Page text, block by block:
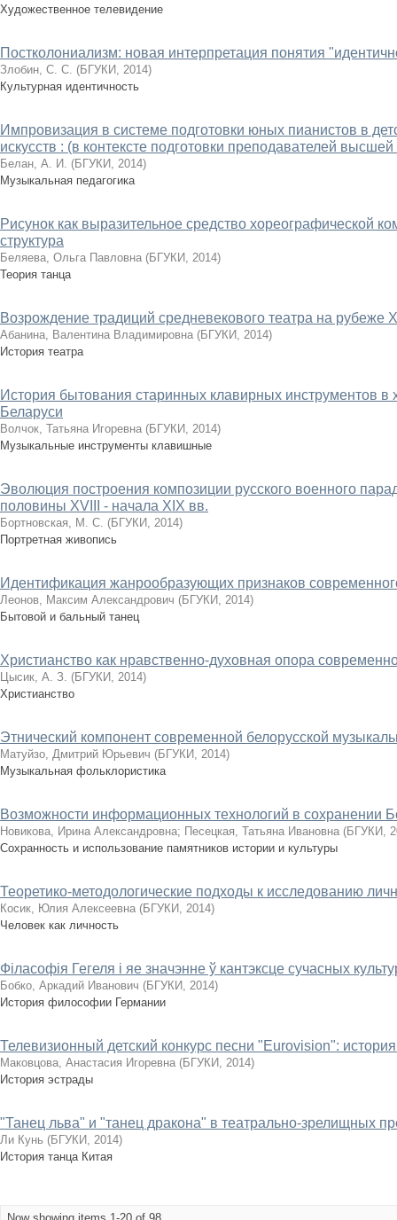
Художественное телевидение
Постколониализм: новая интерпретация понятия
Злобин, С. С. (БГУКИ, 2014)
Культурная идентичность
Импровизация в системе подготовки юных пианистов в
искусств : (в контексте подготовки преподавателей
Белан, А. И. (БГУКИ, 2014)
Музыкальная педагогика
Рисунок как выразительное средство хореографической
структура
Беляева, Ольга Павловна (БГУКИ, 2014)
Теория танца
Возрождение традиций средневекового театра на рубеже
Абанина, Валентина Владимировна (БГУКИ, 2014)
История театра
История бытования старинных клавирных инструментов в
Беларуси
Волчок, Татьяна Игоревна (БГУКИ, 2014)
Музыкальные инструменты клавишные
Эволюция построения композиции русского военного
половины XVIII - начала XIX вв.
Бортновская, М. С. (БГУКИ, 2014)
Портретная живопись
Идентификация жанрообразующих признаков
Леонов, Максим Александрович (БГУКИ, 2014)
Бытовой и бальный танец
Христианство как нравственно-духовная опора
Цысик, А. З. (БГУКИ, 2014)
Христианство
Этнический компонент современной белорусской
Матуйзо, Дмитрий Юрьевич (БГУКИ, 2014)
Музыкальная фольклористика
Возможности информационных технологий в сохранении
Новикова, Ирина Александровна; Песецкая, Татьяна Ивановна (БГУКИ,
Сохранность и использование памятников истории и культуры
Теоретико-методологические подходы к исследованию
Косик, Юлия Алексеевна (БГУКИ, 2014)
Человек как личность
Філасофія Гегеля і яе значэнне ў кантэксце сучасных
Бобко, Аркадий Иванович (БГУКИ, 2014)
История философии Германии
Телевизионный детский конкурс песни "Eurovision":
Маковцова, Анастасия Игоревна (БГУКИ, 2014)
История эстрады
"Танец льва" и "танец дракона" в театрально-зрелищных
Ли Кунь (БГУКИ, 2014)
История танца Китая